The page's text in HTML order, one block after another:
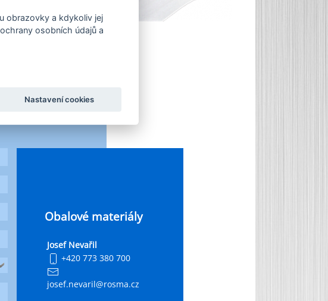
Obalové materiály
Josef Nevařil
+420 773 380 700
josef.nevaril@rosma.cz
obrazovky a kdykoliv jej
osobních údajů a
Nastavení cookies